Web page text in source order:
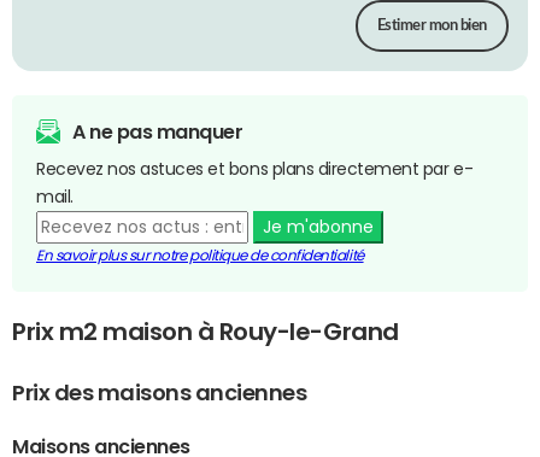
Estimer mon bien
A ne pas manquer
Recevez nos astuces et bons plans directement par e-
mail.
Je m'abonne
En savoir plus sur notre politique de confidentialité
Prix m2 maison à Rouy-le-Grand
Prix des maisons anciennes
Maisons anciennes